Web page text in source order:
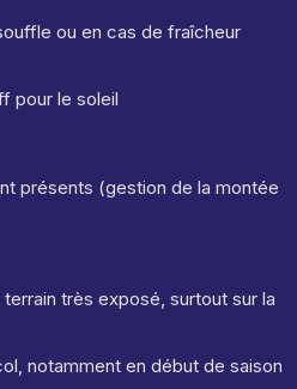
ou en cas de fraîcheur
pour le soleil
présents (gestion de la montée
très exposé, surtout sur la
notamment en début de saison